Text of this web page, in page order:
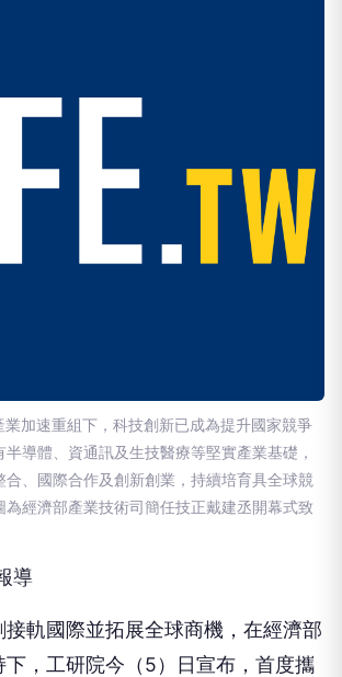
加速重組下，科技創新已成為提升國家競爭
導體、資通訊及生技醫療等堅實產業基礎，
合、國際合作及創新創業，持續培育具全球競
為經濟部產業技術司簡任技正戴建丞開幕式致
導
軌國際並拓展全球商機，在經濟部
下，工研院今（5）日宣布，首度攜